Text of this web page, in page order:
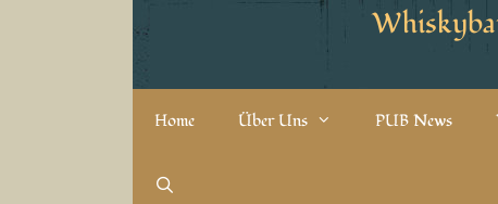
Home Über Uns PUB News